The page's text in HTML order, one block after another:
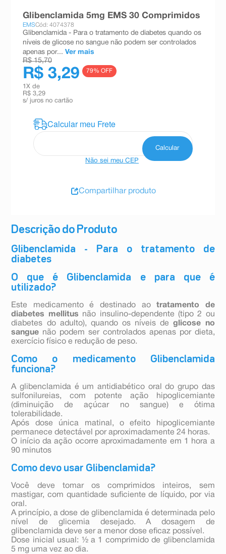
Descrição do Produto
Glibenclamida - Para o tratamento de
diabetes
O que é Glibenclamida e para que é
utilizado?
Este medicamento é destinado aotratamento de
diabetes mellitus não insulino-dependente (tipo 2 ou
diabetes do adulto), quando os níveis deglicose no
sangue não podem ser controlados apenas por dieta,
exercício físico e redução de peso.
Como o medicamento Glibenclamida
funciona?
A glibenclamida é um antidiabético oral do grupo das
sulfonilureias, com potente ação hipoglicemiante
(diminuição de açúcar no sangue) e ótima
tolerabilidade.
Após dose única matinal, o efeito hipoglicemiante
permanece detectável por aproximadamente 24 horas.
O início da ação ocorre aproximadamente em 1 hora a
90 minutos
Como devo usar Glibenclamida?
Você deve tomar os comprimidos inteiros, sem
mastigar, com quantidade suficiente de líquido, por via
oral.
A princípio, a dose de glibenclamida é determinada pelo
nível de glicemia desejado. A dosagem de
glibenclamida deve ser a menor dose eficaz possível.
Dose inicial usual: ½ a 1 comprimido de glibenclamida
5 mg uma vez ao dia.
Glibenclamida 5mg EMS 30 Comprimidos
EMSCód: 4074378
Glibenclamida - Para o tratamento de diabetes quando os
níveis de glicose no sangue não podem ser controlados
apenas por... Ver mais
R$ 15,70
R$ 3,29 79% OFF
1 X de
R$ 3,29
s/ juros no cartão
Não sei meu CEP
Compartilhar produto
absorvente
teste gravidez
ºesmalte